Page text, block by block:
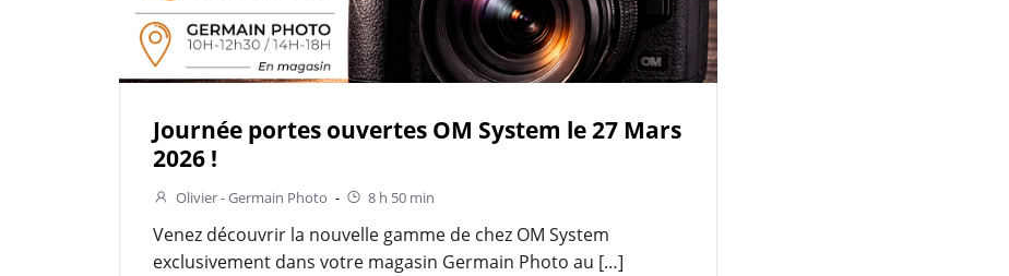
Journée portes ouvertes OM System le 27 Mars
2026 !
Olivier - Germain Photo - 8 h 50 min
Venez découvrir la nouvelle gamme de chez OM System
exclusivement dans votre magasin Germain Photo au […]